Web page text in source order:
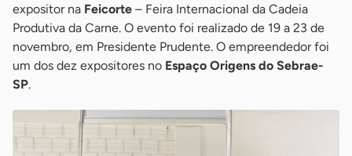
expositor na Feicorte – Feira Internacional da Cadeia
Produtiva da Carne. O evento foi realizado de 19 a 23 de
novembro, em Presidente Prudente. O empreendedor foi
um dos dez expositores no Espaço Origens do Sebrae-
SP.